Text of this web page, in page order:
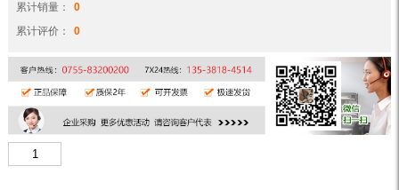
累计销量：
0
累计评价：
0